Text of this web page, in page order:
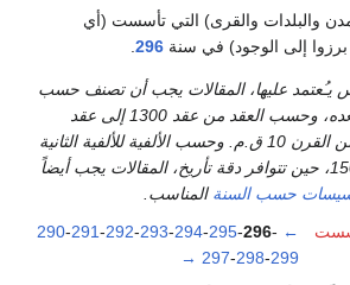
والبلدات والقرى) التي تأسست (أي
إلى الوجود) في سنة 296
يـُعتمد عليها، المقالات يجب أن تصنف حسب
السنة لعام 1500 وما بعده، وحسب العقد من عقد 1300 إلى عقد
1490، وحسب القرن من القرن 10 ق.م. وحسب الألفية للألفية الثانية
ق.م. وما قبلها. قبل 1500، حين تتوافر دقة تأريخ، المقالات يجب أيضاً
حسب السنة المناسب.
←
290-291-292-293-294-295-296-
297-298-299
→